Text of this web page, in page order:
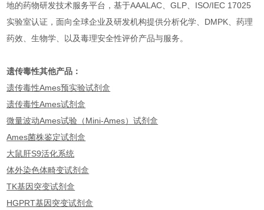
地的药物研发技术服务平台，基于AAALAC、GLP、ISO/IEC 17025
实验室认证，面向全球企业及研发机构提供分析化学、DMPK、药理
药效、生物学、以及毒理安全性评价产品与服务。
遗传毒性其他产品：
遗传毒性Ames预实验试剂盒
遗传毒性Ames试剂盒
微量波动Ames试验（Mini-Ames）试剂盒
Ames菌株鉴定试剂盒
大鼠肝S9活化系统
体外染色体畸变试剂盒
TK基因突变试剂盒
HGPRT基因突变试剂盒